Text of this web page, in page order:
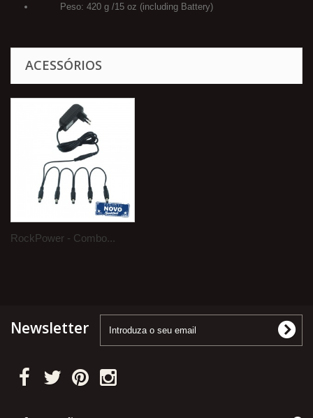
Peso: 420 g /15 oz (including Battery)
ACESSÓRIOS
RockPower - Combo...
Newsletter